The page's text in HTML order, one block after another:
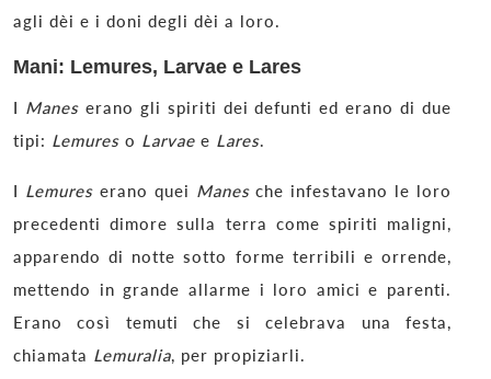
agli dèi e i doni degli dèi a loro.
Mani: Lemures, Larvae e Lares
I Maneserano gli spiriti dei defunti ed erano di due
tipi: Lemures o Larvae e Lares.
I Lemureserano quei Manesche infestavano le loro
precedenti dimore sulla terra come spiriti maligni,
apparendo di notte sotto forme terribili e orrende,
mettendo in grande allarme i loro amici e parenti.
Erano così temuti che si celebrava una festa,
chiamata Lemuralia, per propiziarli.